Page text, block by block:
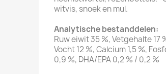
witvis, snoek en mul.
Analytische bestanddelen:
Ruw eiwit 35 %, Vetgehalte 17
Vocht 12 %, Calcium 1,5 %,
0,9 %, DHA/EPA 0,2 % / 0,2 %